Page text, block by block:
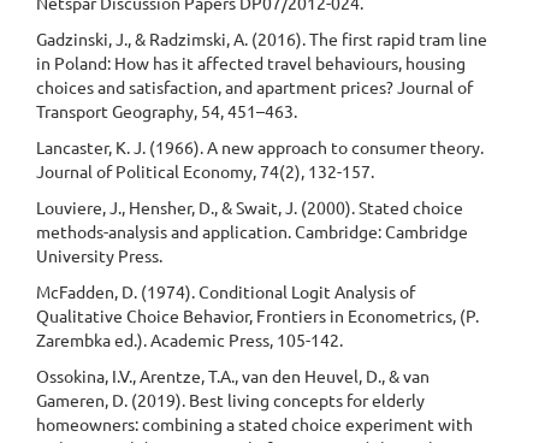
Gadzinski, J., & Radzimski, A. (2016). The first rapid tram line
in Poland: How has it affected travel behaviours, housing
choices and satisfaction, and apartment prices? Journal of
Transport Geography, 54, 451–463.
Lancaster, K. J. (1966). A new approach to consumer theory.
Journal of Political Economy, 74(2), 132-157.
Louviere, J., Hensher, D., & Swait, J. (2000). Stated choice
methods-analysis and application. Cambridge: Cambridge
University Press.
McFadden, D. (1974). Conditional Logit Analysis of
Qualitative Choice Behavior, Frontiers in Econometrics, (P.
Zarembka ed.). Academic Press, 105-142.
Ossokina, I.V., Arentze, T.A., van den Heuvel, D., & van
Gameren, D. (2019). Best living concepts for elderly
homeowners: combining a stated choice experiment with